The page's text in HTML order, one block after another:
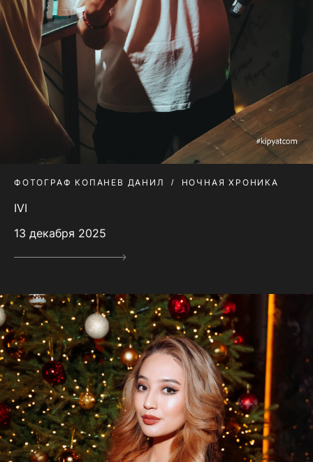
ФОТОГРАФ КОПАНЕВ ДАНИЛ НОЧНАЯ ХРОНИКА
IVI
13 декабря 2025